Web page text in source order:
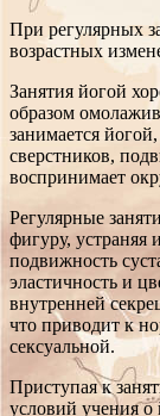
При регулярных
возрастных
Занятия йогой
образом
занимается
сверстников,
воспринимает
Регулярные
фигуру,
подвижность
эластичность и
внутренней
что приводит к
сексуальной.
Приступая к
условий учения